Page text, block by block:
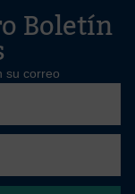
Boletín
su correo